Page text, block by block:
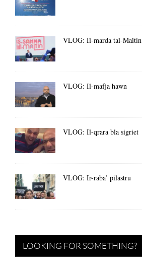
VLOG: Il-marda tal-Maltin
VLOG: Il-mafja hawn
VLOG: Il-qrara bla sigriet
VLOG: Ir-raba’ pilastru
LOOKING FOR SOMETHING?